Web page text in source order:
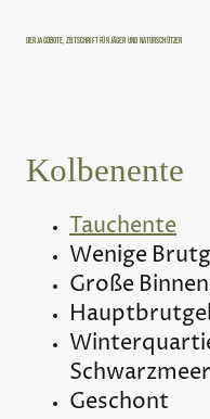
Der Jagdbote, Zeitschrift für Jäger und Naturschützer
Kolbenente
Tauchente
Wenige
Große
Schwarzmeer
Geschont